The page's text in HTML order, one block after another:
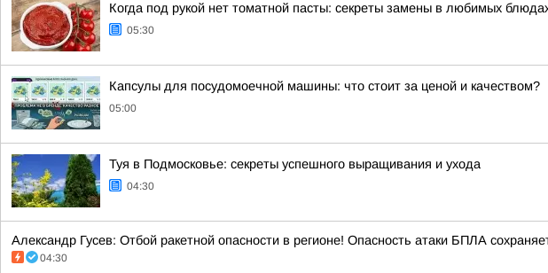
Когда под рукой нет томатной пасты: секреты замены в любимых
05:30
Капсулы для посудомоечной машины: что стоит за ценой и качеством?
05:00
Туя в Подмосковье: секреты успешного выращивания и ухода
04:30
Александр Гусев: Отбой ракетной опасности в регионе! Опасность атаки БПЛА
04:30